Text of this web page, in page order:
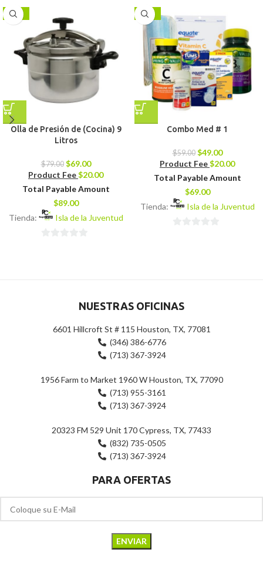
-13%
Olla de Presión de (Cocina) 9
Litros
$79.00 $69.00
Product Fee$20.00
Total Payable Amount
$89.00
Tienda:
Isla de la Juventud
-17%
Combo Med # 1
$59.00 $49.00
Product Fee$20.00
Total Payable Amount
$69.00
Tienda:
Isla de la Juventud
NUESTRAS OFICINAS
6601 Hillcroft St # 115 Houston, TX, 77081
(346) 386-6776
(713) 367-3924
1956 Farm to Market 1960 W Houston, TX, 77090
(713) 955-3161
(713) 367-3924
20323 FM 529 Unit 170 Cypress, TX, 77433
(832) 735-0505
(713) 367-3924
PARA OFERTAS